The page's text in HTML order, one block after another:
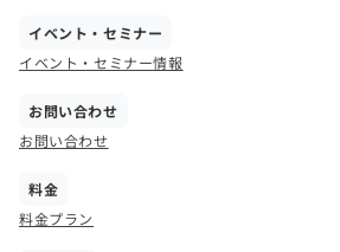
イベント・セミナー
イベント・セミナー情報
お問い合わせ
お問い合わせ
料金
料金プラン